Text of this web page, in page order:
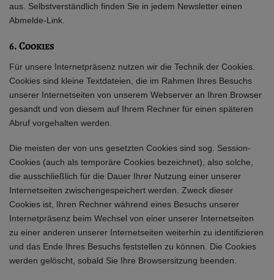
aus. Selbstverständlich finden Sie in jedem Newsletter einen
Abmelde-Link.
6. Cookies
Für unsere Internetpräsenz nutzen wir die Technik der Cookies.
Cookies sind kleine Textdateien, die im Rahmen Ihres Besuchs
unserer Internetseiten von unserem Webserver an Ihren Browser
gesandt und von diesem auf Ihrem Rechner für einen späteren
Abruf vorgehalten werden.
Die meisten der von uns gesetzten Cookies sind sog. Session-
Cookies (auch als temporäre Cookies bezeichnet), also solche,
die ausschließlich für die Dauer Ihrer Nutzung einer unserer
Internetseiten zwischengespeichert werden. Zweck dieser
Cookies ist, Ihren Rechner während eines Besuchs unserer
Internetpräsenz beim Wechsel von einer unserer Internetseiten
zu einer anderen unserer Internetseiten weiterhin zu identifizieren
und das Ende Ihres Besuchs feststellen zu können. Die Cookies
werden gelöscht, sobald Sie Ihre Browsersitzung beenden.